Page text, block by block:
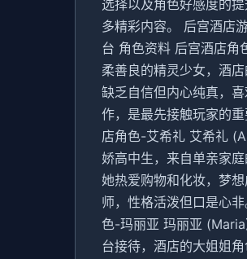
选择以及角色好感度的
多精彩内容。 后宫酒店
台 角色资料 后宫酒店角
柔善良的精灵少女，酒
缺乏自信但内心纯真，
作，是最先接触玩家的
店角色-艾希礼 艾希礼
娇高中生，来自单亲家庭
她热爱购物和化妆，梦
师，性格活泼但口是心
色-玛丽亚 玛丽亚
台接待，酒店的大姐姐